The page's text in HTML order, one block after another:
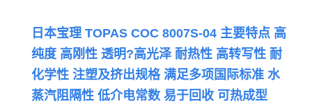
日本宝理 TOPAS COC 8007S-04 主要特点 高
纯度 高刚性 透明?高光泽 耐热性 高转写性 耐
化学性 注塑及挤出规格 满足多项国际标准 水
蒸汽阻隔性 低介电常数 易于回收 可热成型